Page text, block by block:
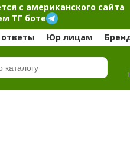
с американского сайта
ТГ боте
Юр лицам